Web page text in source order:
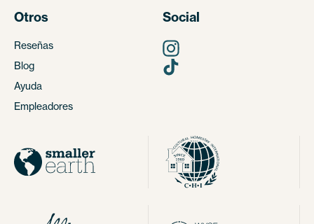
Otros
Reseñas
Blog
Ayuda
Empleadores
Social